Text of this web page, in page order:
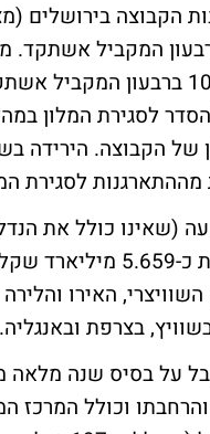
לעודף התפעולי לעומת כ-
לסגירת המלון
לסגירת
האירו
בצרפת ובאנגליה.
על בסיס שנה מלאה
וכולל המרכז